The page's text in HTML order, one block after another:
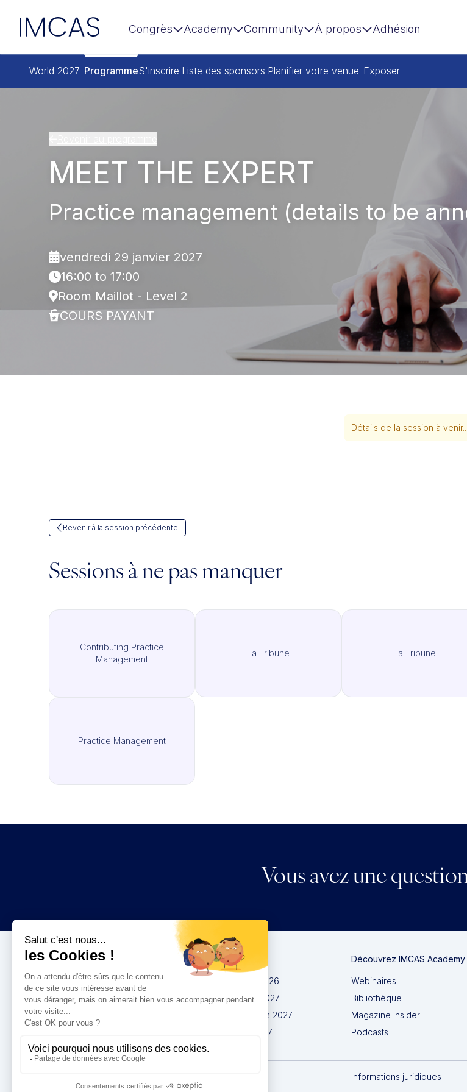
Aller au contenu principal
IMCAS Congrès Academy Community À propos Adhésion
World 2027 ProgrammeS'inscrire Liste des sponsors Planifier votre venue Exposer
MEET THE EXPERT
Practice management (details to be
vendredi 29 janvier 2027
16:00 to 17:00
Room Maillot - Level 2
COURS PAYANT
Détails de la session à venir...
Revenir à la session précédente
Sessions à ne pas manquer
Contributing Practice
Management
La Tribune La Tribune
Practice Management
Vous avez une
Congrès
IMCAS China 2026
IMCAS World 2027
IMCAS Americas 2027
IMCAS Asia 2027
Découvrez IMCAS Academy
Webinaires
Bibliothèque
Magazine Insider
Podcasts
Informations juridiques